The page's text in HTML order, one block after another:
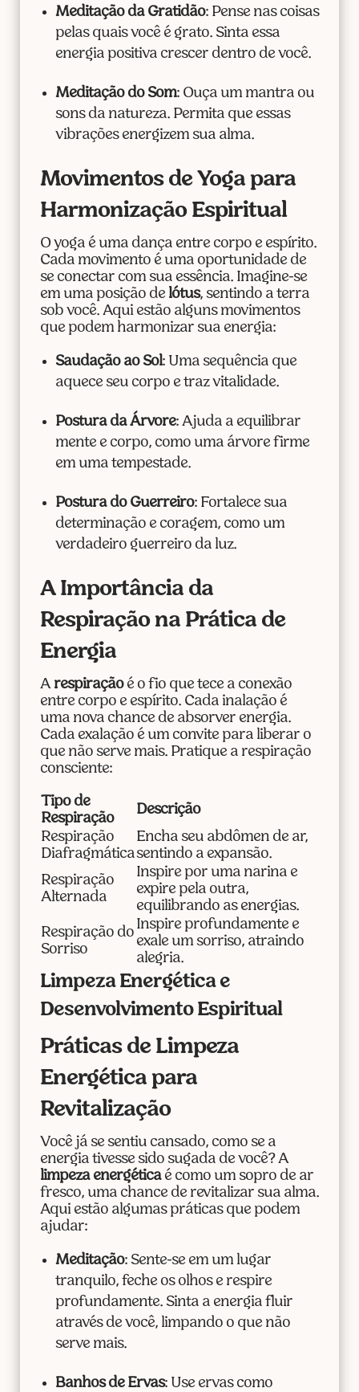
Meditação da Gratidão: Pense nas coisas
pelas quais você é grato. Sinta essa
energia positiva crescer dentro de você.
Meditação do Som: Ouça um mantra ou
sons da natureza. Permita que essas
vibrações energizem sua alma.
Movimentos de Yoga para
Harmonização Espiritual
O yoga é uma dança entre corpo e espírito.
Cada movimento é uma oportunidade de
se conectar com sua essência. Imagine-se
em uma posição de lótus, sentindo a terra
sob você. Aqui estão alguns movimentos
que podem harmonizar sua energia:
Saudação ao Sol: Uma sequência que
aquece seu corpo e traz vitalidade.
Postura da Árvore: Ajuda a equilibrar
mente e corpo, como uma árvore firme
em uma tempestade.
Postura do Guerreiro: Fortalece sua
determinação e coragem, como um
verdadeiro guerreiro da luz.
A Importância da
Respiração na Prática de
Energia
A respiraçãoé o fio que tece a conexão
entre corpo e espírito. Cada inalação é
uma nova chance de absorver energia.
Cada exalação é um convite para liberar o
que não serve mais. Pratique a respiração
consciente:
Tipo de
Respiração
Descrição
Respiração
Diafragmática
Encha seu abdômen de ar,
sentindo a expansão.
Respiração
Alternada
Inspire por uma narina e
expire pela outra,
equilibrando as energias.
Respiração do
Sorriso
Inspire profundamente e
exale um sorriso, atraindo
alegria.
Limpeza Energética e
Desenvolvimento Espiritual
Práticas de Limpeza
Energética para
Revitalização
Você já se sentiu cansado, como se a
energia tivesse sido sugada de você? A
limpeza energéticaé como um sopro de ar
fresco, uma chance de revitalizar sua alma.
Aqui estão algumas práticas que podem
ajudar:
Meditação: Sente-se em um lugar
tranquilo, feche os olhos e respire
profundamente. Sinta a energia fluir
através de você, limpando o que não
serve mais.
Banhos de Ervas: Use ervas como